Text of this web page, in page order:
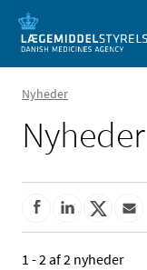
Nyheder
Nyheder
1 - 2 af 2 nyheder